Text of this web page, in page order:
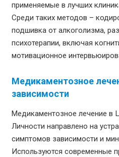
применяемые в лучших
Среди таких методов –
подшивка от алкоголизма,
психотерапии, включая
мотивационное
Медикаментозное
зависимости
Медикаментозное лечение в
Личности направлено на
симптомов зависимости и
Используются современные